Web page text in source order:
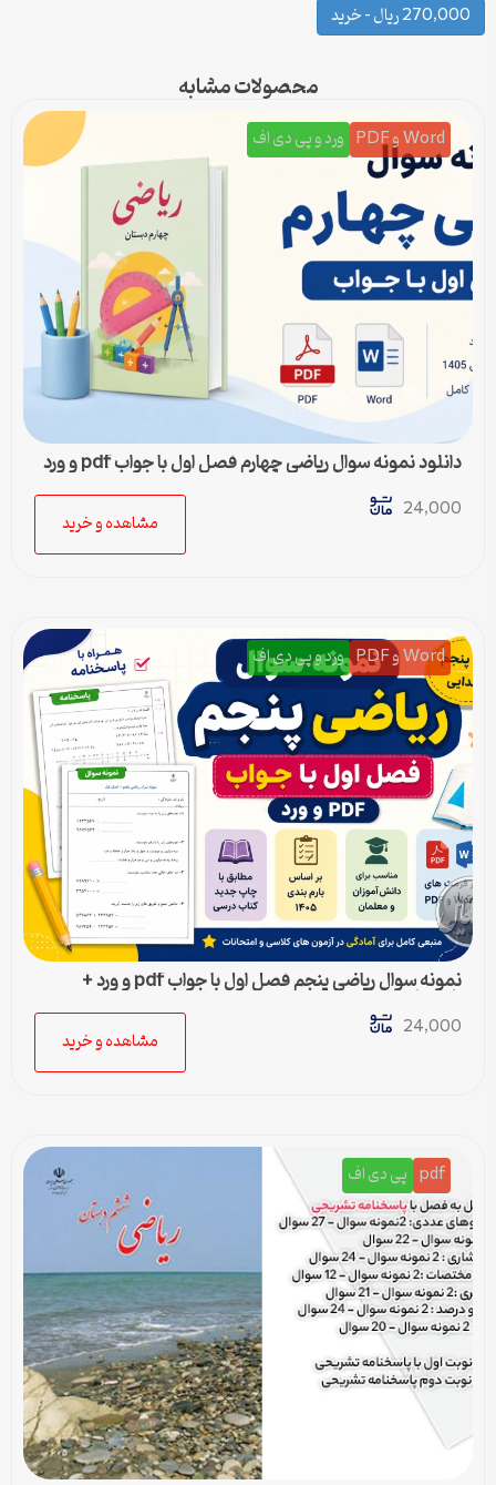
270,000 ریال – خرید
محصولات مشابه
Word و PDF ورد و پی دی اف
دانلود نمونه سوال ریاضی چهارم فصل اول با جواب pdf و ورد
24,000
مشاهده و خرید
Word و PDF ورد و پی دی اف
نمونه سوال ریاضی پنجم فصل اول با جواب pdf و ورد +
پاسخنامه
24,000
مشاهده و خرید
pdf پی دی اف